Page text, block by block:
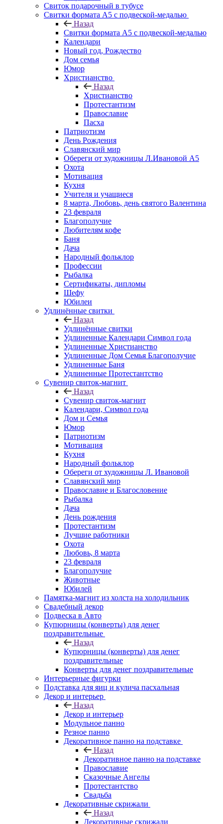
Свиток подарочный в тубусе
Свитки формата А5 с подвеской-медалью
Назад
Свитки формата А5 с подвеской-медалью
Календари
Новый год, Рождество
Дом семья
Юмор
Христианство
Назад
Христианство
Протестантизм
Православие
Пасха
Патриотизм
День Рождения
Славянский мир
Обереги от художницы Л.Ивановой А5
Охота
Мотивация
Кухня
Учителя и учащиеся
8 марта, Любовь, день святого Валентина
23 февраля
Благополучие
Любителям кофе
Баня
Дача
Народный фольклор
Профессии
Рыбалка
Сертификаты, дипломы
Шефу
Юбилеи
Удлинённые свитки
Назад
Удлинённые свитки
Удлиненные Календари Символ года
Удлиненные Христианство
Удлиненные Дом Семья Благополучие
Удлиненные Баня
Удлиненные Протестантство
Сувенир свиток-магнит
Назад
Сувенир свиток-магнит
Календари, Символ года
Дом и Семья
Юмор
Патриотизм
Мотивация
Кухня
Народный фольклор
Обереги от художницы Л. Ивановой
Славянский мир
Православие и Благословение
Рыбалка
Дача
День рождения
Протестантизм
Лучшие работники
Охота
Любовь, 8 марта
23 февраля
Благополучие
Животные
Юбилей
Памятка-магнит из холста на холодильник
Свадебный декор
Подвеска в Авто
Купюрницы (конверты) для денег
поздравительные
Назад
Купюрницы (конверты) для денег
поздравительные
Конверты для денег поздравительные
Интерьерные фигурки
Подставка для яиц и кулича пасхальная
Декор и интерьер
Назад
Декор и интерьер
Модульное панно
Резное панно
Декоративное панно на подставке
Назад
Декоративное панно на подставке
Православие
Сказочные Ангелы
Протестантство
Свадьба
Декоративные скрижали
Назад
Декоративные скрижали